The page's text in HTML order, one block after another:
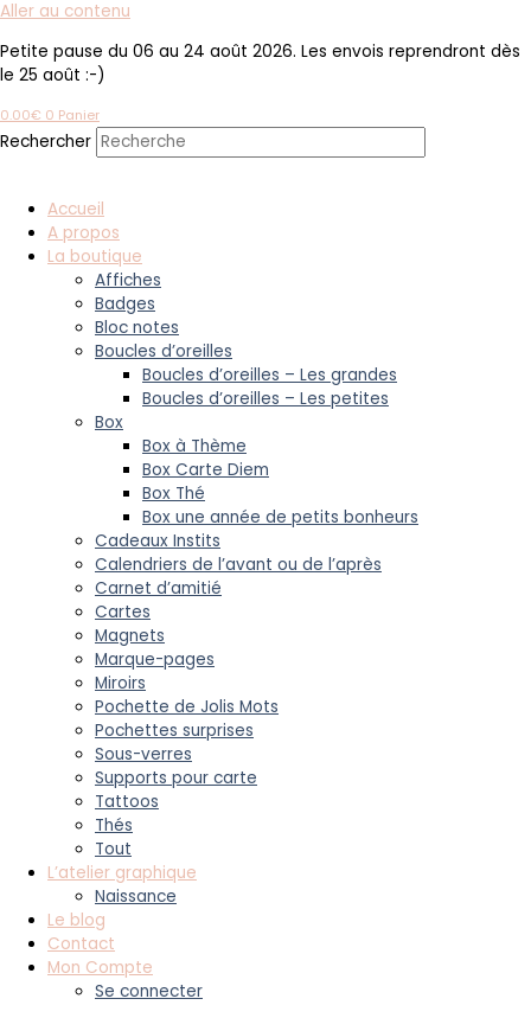
Aller au contenu
Petite pause du 06 au 24 août 2026. Les envois reprendront dès
le 25 août :-)
0.00€ 0 Panier
Rechercher
Accueil
A propos
La boutique
Affiches
Badges
Bloc notes
Boucles d’oreilles
Boucles d’oreilles – Les grandes
Boucles d’oreilles – Les petites
Box
Box à Thème
Box Carte Diem
Box Thé
Box une année de petits bonheurs
Cadeaux Instits
Calendriers de l’avant ou de l’après
Carnet d’amitié
Cartes
Magnets
Marque-pages
Miroirs
Pochette de Jolis Mots
Pochettes surprises
Sous-verres
Supports pour carte
Tattoos
Thés
Tout
L’atelier graphique
Naissance
Le blog
Contact
Mon Compte
Se connecter